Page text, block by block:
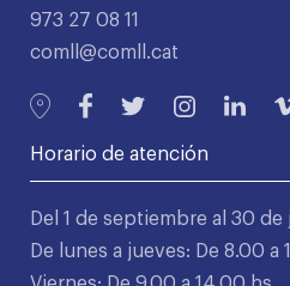
973 27 08 11
comll@comll.cat
Horario de atención
Del 1 de septiembre al 30 de
De lunes a jueves: De 8.00 a